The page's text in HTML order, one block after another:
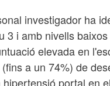
investigador ha
3 i amb nivells
elevada en
a un 74%) de
hipertensió portal en